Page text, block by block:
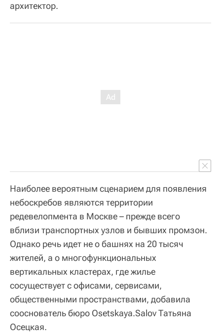
архитектор.
Наиболее вероятным сценарием для появления
небоскребов являются территории
редевелопмента в Москве – прежде всего
вблизи транспортных узлов и бывших промзон.
Однако речь идет не о башнях на 20 тысяч
жителей, а о многофункциональных
вертикальных кластерах, где жилье
сосуществует с офисами, сервисами,
общественными пространствами, добавила
сооснователь бюро Osetskaya.Salov Татьяна
Осецкая.